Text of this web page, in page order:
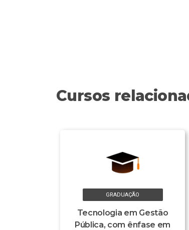
Cursos
GRADUAÇÃO
Tecnologia em Gestão
Pública, com ênfase em